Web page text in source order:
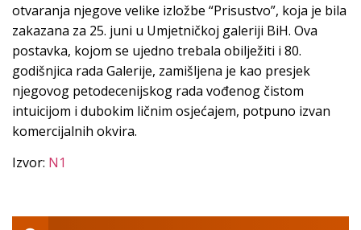
otvaranja njegove velike izložbe “Prisustvo”, koja je bila
zakazana za 25. juni u Umjetničkoj galeriji BiH. Ova
postavka, kojom se ujedno trebala obilježiti i 80.
godišnjica rada Galerije, zamišljena je kao presjek
njegovog petodecenijskog rada vođenog čistom
intuicijom i dubokim ličnim osjećajem, potpuno izvan
komercijalnih okvira.
Izvor: N1